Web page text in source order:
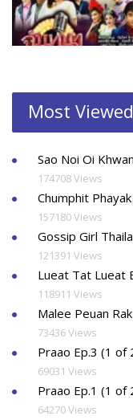
Most
Sao Noi Oi
174708 Views
Chumphit
157180 Views
Gossip Girl
121391 Views
Lueat Tat Lueat
118911 Views
Malee Peuan
73436 Views
Praao Ep.3 (1 of
69031 Views
Praao Ep.1 (1 of
64270 Views